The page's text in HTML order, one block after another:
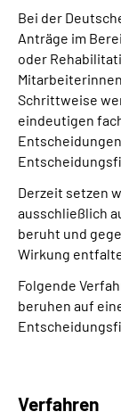
Bei der
Anträge im
oder
Schrittweise
eindeutigen
Derzeit setzen
ausschließlich
beruht und
Wirkung
Folgende
beruhen auf
Verfahren